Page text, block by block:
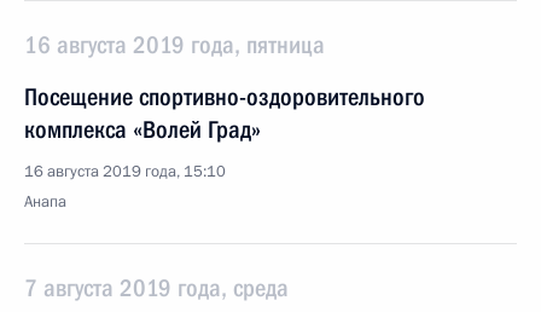
16 августа 2019 года, пятница
Посещение спортивно-оздоровительного
комплекса «Волей Град»
16 августа 2019 года, 15:10
Анапа
7 августа 2019 года, среда